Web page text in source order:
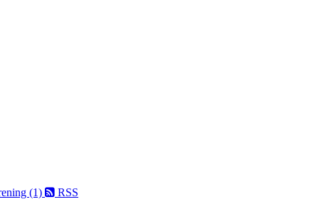
(1) RSS